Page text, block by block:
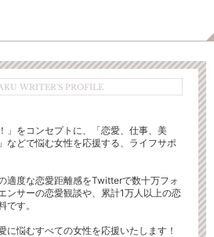
WRITER'S PROFILE
」をコンセプトに、「恋愛、仕事、美
などで悩む女性を応援する、ライフサポ
適度な恋愛距離感をTwitterで数十万フォ
ンサーの恋愛観談や、累計1万人以上の恋
です。
に悩むすべての女性を応援いたします！